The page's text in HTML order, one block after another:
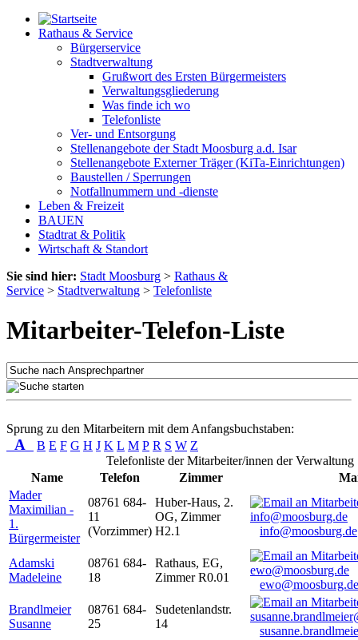
Rathaus & Service
Bürgerservice
Stadtverwaltung
Grußwort des Ersten Bürgermeisters
Verwaltungsgliederung
Was finde ich wo
Telefonliste
Ver- und Entsorgung
Stellenangebote der Stadt Moosburg a.d. Isar
Stellenangebote Externer Träger (KiTa-Einrichtungen)
Baustellen / Sperrungen
Notfallnummern und -dienste
Leben & Freizeit
BAUEN
Stadtrat & Politik
Wirtschaft & Standort
Sie sind hier: Stadt Moosburg > Rathaus &
Service > Stadtverwaltung > Telefonliste
Mitarbeiter-Telefon-Liste
Sprung zu den Mitarbeitern mit dem Anfangsbuchstaben:
A B E F G H J K L M P R S W Z
Telefonliste der Mitarbeiter/innen der Verwaltung
Name
Telefon Zimmer
Mader
Maximilian -
1.
Bürgermeister
08761 684-
11
(Vorzimmer)
Huber-Haus, 2.
OG, Zimmer
H2.1
info@moosburg.de
Adamski
Madeleine
08761 684-
18
Rathaus, EG,
Zimmer R0.01
ewo@moosburg.de
Brandlmeier
Susanne
08761 684-
25
Sudetenlandstr.
14